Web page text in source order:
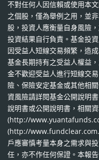
不對任何人因信賴或使用本
之個股，僅為舉例之用，並
股，投資人應衡量自身風險
投資結果自行負責。基金投
因受益人短線交易頻繁，造
基金長期持有之受益人權益
金不歡迎受益人進行短線交
險、保險安定基金或其他相
資風險請詳閱基金公開說明
說明書或公開說明書，相關
(http://
(http://
戶應審慎考量本身之需求與
任，亦不作任何保證。本報